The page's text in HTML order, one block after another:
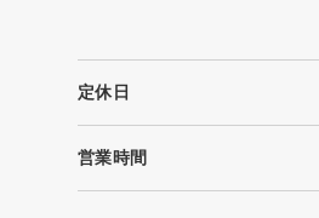
定休日
営業時間